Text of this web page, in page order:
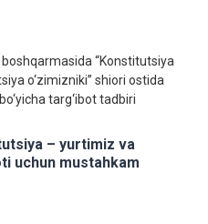
“Konstitutsiya
o‘zimizniki” shiori ostida
targ‘ibot tadbiri
– yurtimiz va
uchun mustahkam